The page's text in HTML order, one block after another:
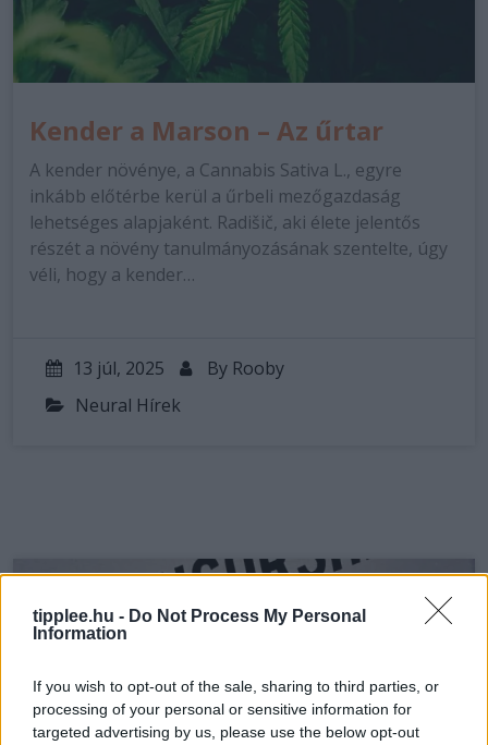
tipplee.hu - Do Not Process My Personal
Information
If you wish to opt-out of the sale, sharing to third parties, or
processing of your personal or sensitive information for
targeted advertising by us, please use the below opt-out
Kender a Marson – Az űrtar
A kender növénye, a Cannabis Sativa L., egyre
inkább előtérbe kerül a űrbeli mezőgazdaság
lehetséges alapjaként. Radišič, aki élete jelentős
részét a növény tanulmányozásának szentelte, úgy
véli, hogy a kender…
13 júl, 2025 By Rooby
Neural Hírek